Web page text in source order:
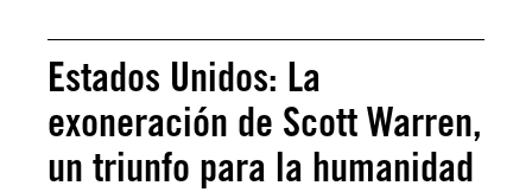
Estados Unidos: La
exoneración de Scott Warren,
un triunfo para la humanidad